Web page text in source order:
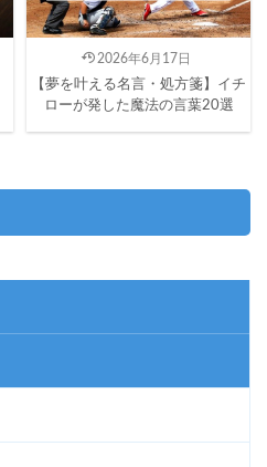
2026年6月17日
【夢を叶える名言・処方箋】イチ
ローが発した魔法の言葉20選